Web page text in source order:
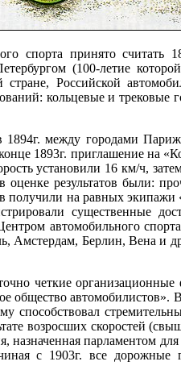
спорта принято
(100-летие
Российской
кольцевые и трековые
между городами
1893г. приглашение на
установили 16 км/ч,
результатов были:
получили на равных
существенные
автомобильного
Берлин, Вена и
четкие
общество
способствовал
возросших скоростей
назначенная
с 1903г. все